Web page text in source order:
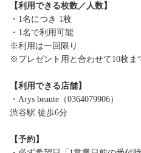
【利用できる枚数／人数】
・1名につき 1枚
・1名で利用可能
※利用は一回限り
※プレゼント用と合わせて10枚ま
【利用できる店舗】
・Arys beaute（0364079906）
渋谷駅 徒歩6分
【予約】